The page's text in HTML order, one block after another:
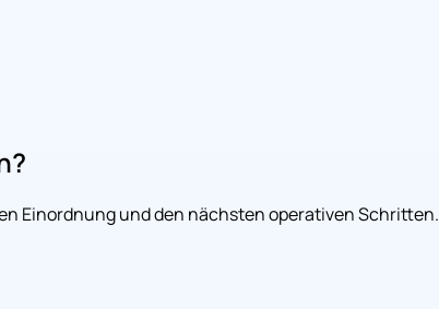
Einordnung und den nächsten operativen Schritten.